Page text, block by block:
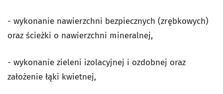
- wykonanie nawierzchni bezpiecznych (zrębkowych)
oraz ścieżki o nawierzchni mineralnej,
- wykonanie zieleni izolacyjnej i ozdobnej oraz
założenie łąki kwietnej,